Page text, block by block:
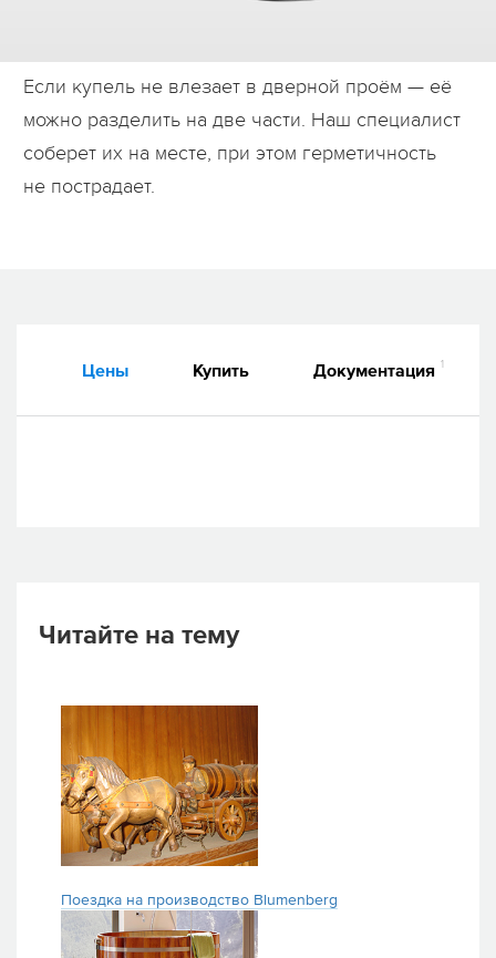
Если купель не влезает в дверной проём — её
можно разделить на две части. Наш специалист
соберет их на месте, при этом герметичность
не пострадает.
Цены Купить Документация 1
Читайте на тему
Поездка на производство Blumenberg